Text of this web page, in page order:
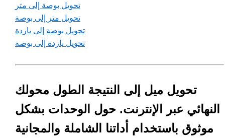
تحويل بوصة إلى متر
تحويل متر إلى بوصة
تحويل بوصة إلى ياردة
تحويل ياردة إلى بوصة
تحويل ميل إلى النتيجة الطول محولك
النهائي عبر الإنترنت. حول الوحدات بشكل
موثوق باستخدام أداتنا الشاملة والمجانية